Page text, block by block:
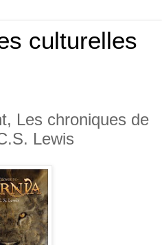
culturelles
Les chroniques de
Lewis